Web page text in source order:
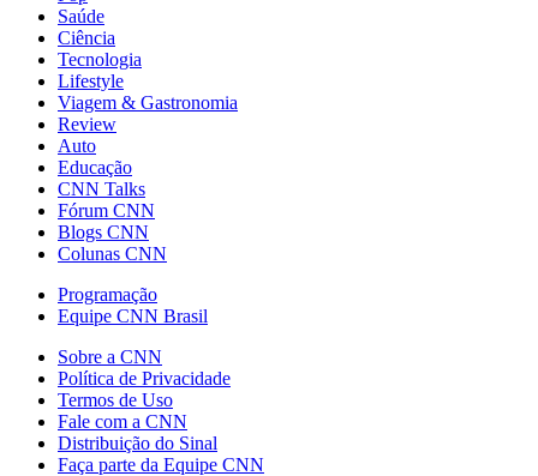
Saúde
Ciência
Tecnologia
Lifestyle
Viagem & Gastronomia
Review
Auto
Educação
CNN Talks
Fórum CNN
Blogs CNN
Colunas CNN
Programação
Equipe CNN Brasil
Sobre a CNN
Política de Privacidade
Termos de Uso
Fale com a CNN
Distribuição do Sinal
Faça parte da Equipe CNN